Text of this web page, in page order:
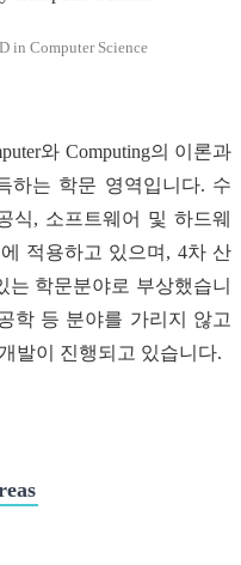
in Computer Science
와 Computing의 이론과
하는 학문 영역입니다. 수
식, 소프트웨어 및 하드웨
적용하고 있으며, 4차 산
학문분야로 부상했습니
학 등 분야를 가리지 않고
발이 진행되고 있습니다.